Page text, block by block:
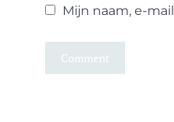
Mijn naam, e-